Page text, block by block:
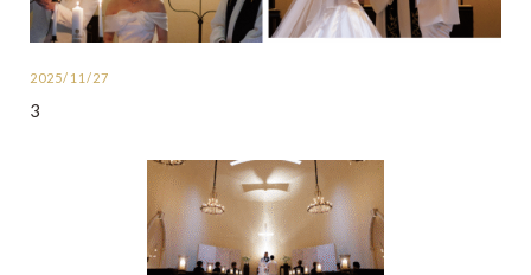
2025/11/27
3